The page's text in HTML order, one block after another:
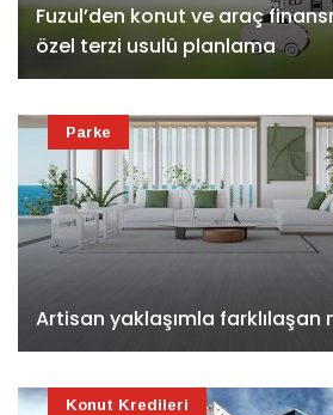
Fuzul’den konut ve araç
özel terzi usulü planlama
Artisan yaklaşımla farklılaşan
Parke
Konut Kredileri